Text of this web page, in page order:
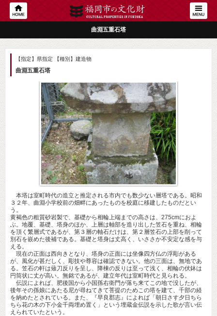
曲淵五重石塔
【指定】県指定 【種別】建造物
曲淵五重石塔
本塔は室町時代の造立と推定される市内でも数少ない層塔である。昭和
３２年、曲淵小学校前の畑畔にあったものを校庭に移建したものだとい
う。
黄褐色の粗質砂岩製で、基礎から相輪上端までの高さは、275cmにおよ
ぶ。地覆、基礎、塔身のほか、上層は軸部を造り出した笠石を重ね、相輪
を頂く繁層式であるが、第３層の軸石だけは、第２層笠石の上部を削って
別石を嵌めた後補である。基礎と塔身は丈高く、いささか不安定な感を与
える。
現在の正面は西向きとなり、塔身の正面には坐像四方仏の浮彫がある
が、風化が甚だしく、彫技や尊容は確認できない。他の三面は、無地であ
る。笠石の軒は薙刀反りを呈し、降棟の反りは至って浅く、相輪の伏鉢は
円筒状に丈が高い。無銘であるが、建立年代は室町時代と見られる。
伝説によれば、肥後国から小国孫右衛門が落ち来てこの地で没したが、
後年その孫娘にあたる尼が尋ねてきて菩提のためこの塔を建て、千部の経
を納めたとされている。また、『早良郡志』によれば「朝日さす夕日ちら
ちら花の木の下小金千両埋め置く」という埋蔵金伝説を示した歌が言い伝
えられていたという。